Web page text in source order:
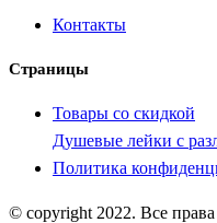
Контакты
Страницы
Товары со скидкой
Душевые лейки с
Политика
© copyright 2022. Все